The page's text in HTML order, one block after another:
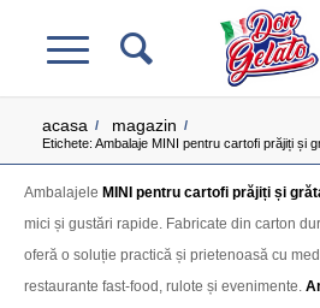
acasa / magazin /
Etichete: Ambalaje MINI pentru cartofi prăjiți și
Ambalajele MINI pentru cartofi prăjiți și
mici și gustări rapide. Fabricate din carton
oferă o soluție practică și prietenoasă cu
restaurante fast-food, rulote și evenimente.